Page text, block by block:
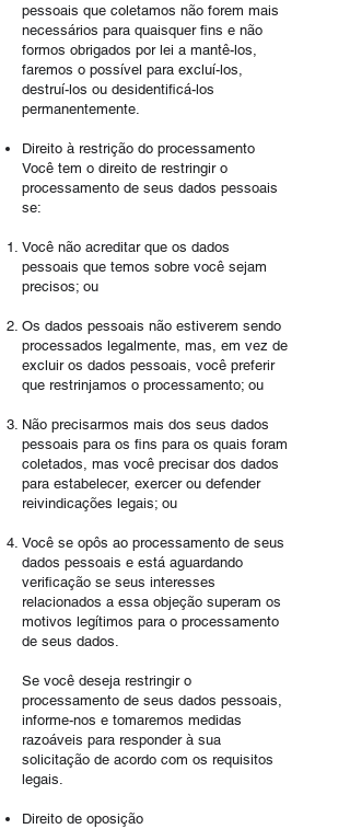
pessoais que coletamos não forem mais
necessários para quaisquer fins e não
formos obrigados por lei a mantê-los,
faremos o possível para excluí-los,
destruí-los ou desidentificá-los
permanentemente.
Direito à restrição do processamento
Você tem o direito de restringir o
processamento de seus dados pessoais
se:
Você não acreditar que os dados
pessoais que temos sobre você sejam
precisos; ou
Os dados pessoais não estiverem sendo
processados legalmente, mas, em vez de
excluir os dados pessoais, você preferir
que restrinjamos o processamento; ou
Não precisarmos mais dos seus dados
pessoais para os fins para os quais foram
coletados, mas você precisar dos dados
para estabelecer, exercer ou defender
reivindicações legais; ou
Você se opôs ao processamento de seus
dados pessoais e está aguardando
verificação se seus interesses
relacionados a essa objeção superam os
motivos legítimos para o processamento
de seus dados.
Se você deseja restringir o
processamento de seus dados pessoais,
informe-nos e tomaremos medidas
razoáveis para responder à sua
solicitação de acordo com os requisitos
legais.
Direito de oposição